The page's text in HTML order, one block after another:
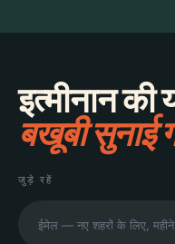
इत्मीनान की
बखूबी सुनाई
जुड़े रहें